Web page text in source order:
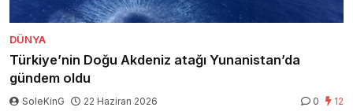
DÜNYA
Türkiye’nin Doğu Akdeniz atağı Yunanistan’da
gündem oldu
SoleKinG 22 Haziran 2026 0 12